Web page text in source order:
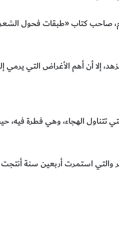
صاحب كتاب «طبقات فحول
إلا أن أهم الأغراض التي
تتناول الهجاء، وهي فطرة
والتي استمرت أربعين سنة